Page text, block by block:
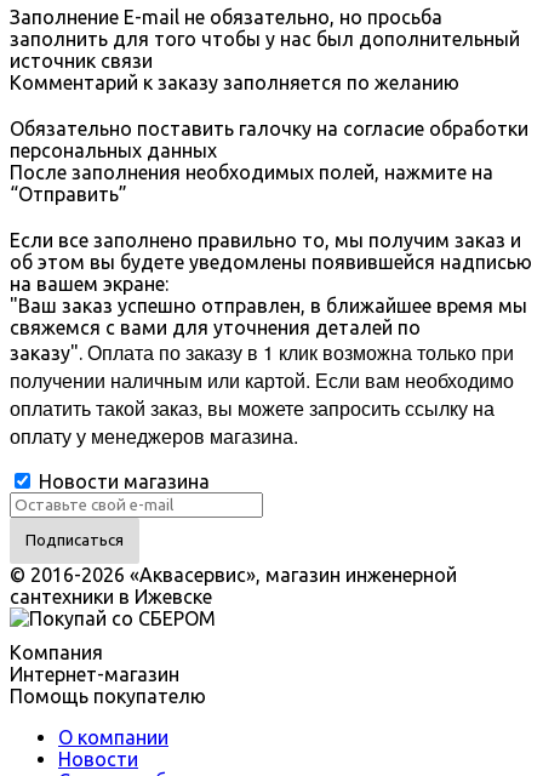
Заполнение E-mail не обязательно, но просьба
заполнить для того чтобы у нас был дополнительный
источник связи
Комментарий к заказу заполняется по желанию
Обязательно поставить галочку на согласие обработки
персональных данных
После заполнения необходимых полей, нажмите на
“Отправить”
Если все заполнено правильно то, мы получим заказ и
об этом вы будете уведомлены появившейся надписью
на вашем экране:
"Ваш заказ успешно отправлен, в ближайшее время мы
свяжемся с вами для уточнения деталей по
заказу". Оплата по заказу в 1 клик возможна только при
получении наличным или картой. Если вам необходимо
оплатить такой заказ, вы можете запросить ссылку на
оплату у менеджеров магазина.
Новости магазина
© 2016-2026 «Аквасервис», магазин инженерной
сантехники в Ижевске
Компания
Интернет-магазин
Помощь покупателю
О компании
Новости